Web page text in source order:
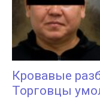
Кровавые
Торговцы